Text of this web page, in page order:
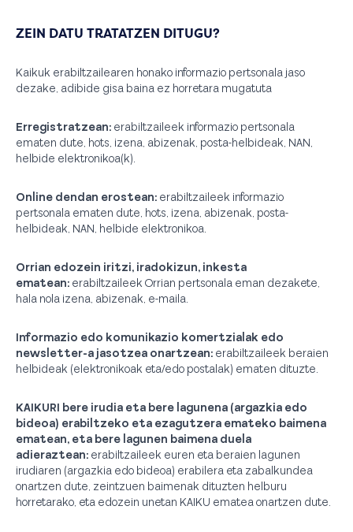
ZEIN DATU TRATATZEN DITUGU?
Kaikuk erabiltzailearen honako informazio pertsonala jaso
dezake, adibide gisa baina ez horretara mugatuta
Erregistratzean: erabiltzaileek informazio pertsonala
ematen dute, hots, izena, abizenak, posta-helbideak, NAN,
helbide elektronikoa(k).
Online dendan erostean: erabiltzaileek informazio
pertsonala ematen dute, hots, izena, abizenak, posta-
helbideak, NAN, helbide elektronikoa.
Orrian edozein iritzi, iradokizun, inkesta
ematean: erabiltzaileek Orrian pertsonala eman dezakete,
hala nola izena, abizenak, e-maila.
Informazio edo komunikazio komertzialak edo
newsletter-a jasotzea onartzean: erabiltzaileek beraien
helbideak (elektronikoak eta/edo postalak) ematen dituzte.
KAIKURI bere irudia eta bere lagunena (argazkia edo
bideoa) erabiltzeko eta ezagutzera emateko baimena
ematean, eta bere lagunen baimena duela
adieraztean: erabiltzaileek euren eta beraien lagunen
irudiaren (argazkia edo bideoa) erabilera eta zabalkundea
onartzen dute, zeintzuen baimenak dituzten helburu
horretarako, eta edozein unetan KAIKU ematea onartzen dute.